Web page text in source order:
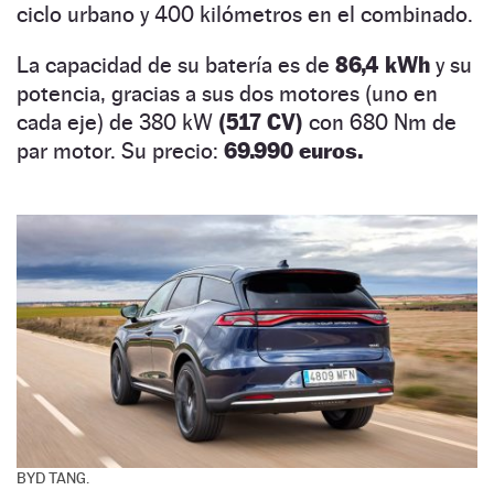
ciclo urbano y 400 kilómetros en el combinado.
La capacidad de su batería es de 86,4 kWh y su
potencia, gracias a sus dos motores (uno en
cada eje) de 380 kW (517 CV) con 680 Nm de
par motor. Su precio: 69.990 euros.
BYD TANG.